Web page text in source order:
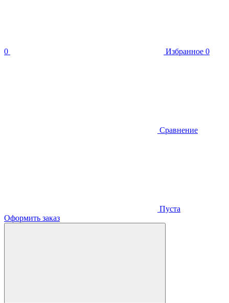
0 Избранное 0
Сравнение
Пуста
Оформить заказ